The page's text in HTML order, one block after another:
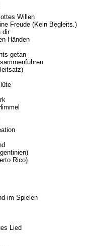
Willen
Freude (Kein Begleits.)
dir
Händen
getan
Rico)
im Spielen
Lied